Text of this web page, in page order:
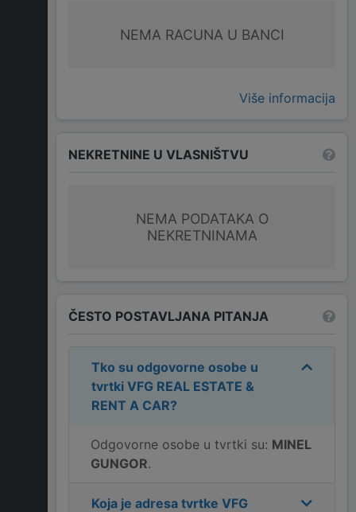
NEMA RACUNA U BANCI
Više informacija
NEKRETNINE U VLASNIŠTVU
NEMA PODATAKA O
NEKRETNINAMA
ČESTO POSTAVLJANA PITANJA
Tko su odgovorne osobe u
tvrtki VFG REAL ESTATE &
RENT A CAR?
Odgovorne osobe u tvrtki su: MINEL
GUNGOR.
Koja je adresa tvrtke VFG